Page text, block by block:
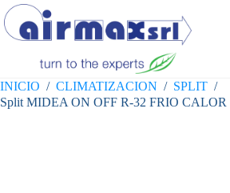
Saltar
al
contenido
INICIO / CLIMATIZACION / SPLIT /
Split MIDEA ON OFF R-32 FRIO CALOR